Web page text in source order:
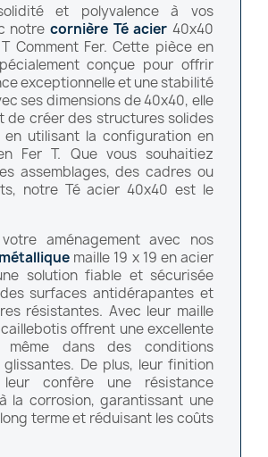
et polyvalence à vos
notre cornière Té acier 40x40
Comment Fer. Cette pièce en
conçue pour offrir
exceptionnelle et une stabilité
ses dimensions de 40x40, elle
de créer des structures solides
utilisant la configuration en
Fer T. Que vous souhaitiez
assemblages, des cadres ou
notre Té acier 40x40 est le
aménagement avec nos
maille 19 x 19 en acier
solution fiable et sécurisée
surfaces antidérapantes et
résistantes. Avec leur maille
caillebotis offrent une excellente
même dans des conditions
glissantes. De plus, leur finition
leur confère une résistance
la corrosion, garantissant une
terme et réduisant les coûts